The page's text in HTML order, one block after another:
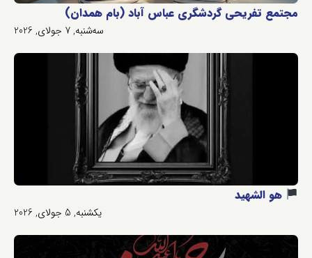
مجتمع تفریحی گردشگری عباس آباد (بام همدان)
سه‌شنبه, 7 جولای, 2026
هو الشهید
یکشنبه, 5 جولای, 2026